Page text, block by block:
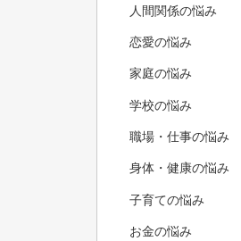
人間関係の悩み
恋愛の悩み
家庭の悩み
学校の悩み
職場・仕事の悩み
身体・健康の悩み
子育ての悩み
お金の悩み